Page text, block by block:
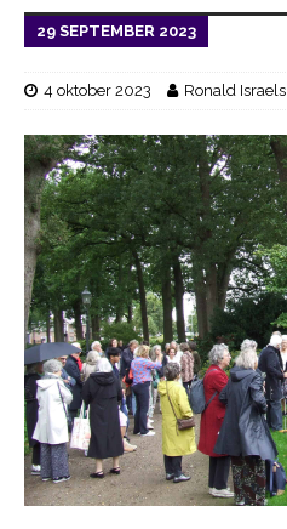
29 SEPTEMBER 2023
4 oktober 2023 Ronald Israels